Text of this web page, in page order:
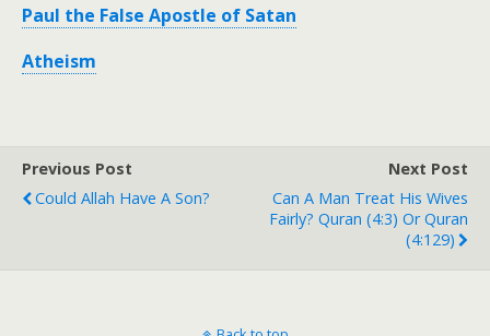
Paul the False Apostle of Satan
Atheism
Previous Post
Could Allah Have A Son?
Next Post
Can A Man Treat His Wives
Fairly? Quran (4:3) Or Quran
(4:129)